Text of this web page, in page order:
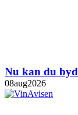
Nu kan du
08aug2026